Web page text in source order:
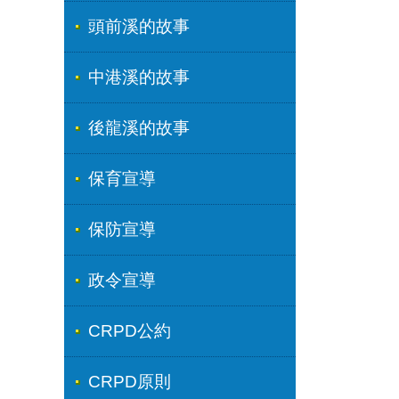
頭前溪的故事
中港溪的故事
後龍溪的故事
保育宣導
保防宣導
政令宣導
CRPD公約
CRPD原則